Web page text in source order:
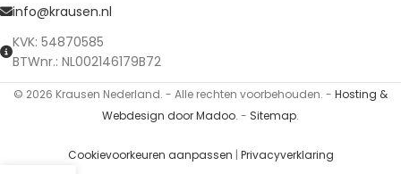
info@krausen.nl
KVK: 54870585
BTWnr.: NL002146179B72
© 2026 Krausen Nederland. - Alle rechten voorbehouden. - Hosting &
Webdesign door Madoo. - Sitemap.
Cookievoorkeuren aanpassen | Privacyverklaring